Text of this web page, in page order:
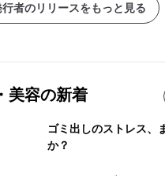
行者のリリースをもっと見る
美容の新着
ゴミ出しのストレス、
か？